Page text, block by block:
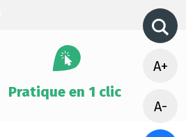
Pratique en 1 clic
A+
A-